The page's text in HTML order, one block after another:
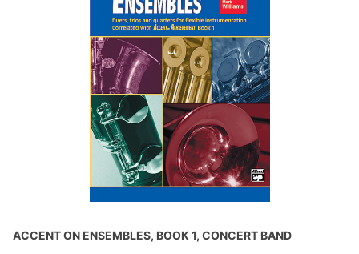
ACCENT ON ENSEMBLES, BOOK 1, CONCERT BAND